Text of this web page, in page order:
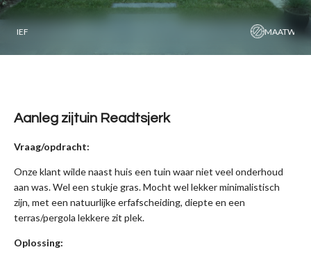
Aanleg zijtuin Readtsjerk
Vraag/opdracht:
Onze klant wilde naast huis een tuin waar niet veel onderhoud
aan was. Wel een stukje gras. Mocht wel lekker minimalistisch
zijn, met een natuurlijke erfafscheiding, diepte en een
terras/pergola lekkere zit plek.
Oplossing: